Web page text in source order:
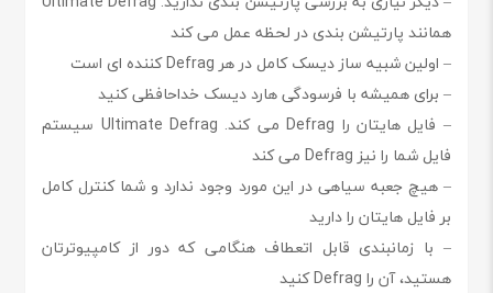
همانند پارتیشن بندی در لحظه عمل می کند
– اولین شبیه ساز دیسک کامل در هر Defrag کننده ای است
– برای همیشه با فرسودگی هارد دیسک خداحافظی کنید
– فایل هایتان را Defrag می کند. Ultimate Defrag سیستم
فایل شما را نیز Defrag می کند
– هیچ جعبه سیاهی در این مورد وجود ندارد و شما کنترل کامل
بر فایل هایتان را دارید
– با زمانبندی قابل اتعطاف هنگامی که دور از کامپیوترتان
هستید، آن را Defrag کنید